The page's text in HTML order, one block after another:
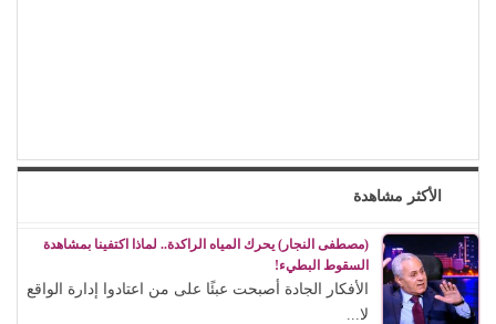
الأكثر مشاهدة
(مصطفى النجار) يحرك المياه الراكدة.. لماذا اكتفينا بمشاهدة
السقوط البطيء!
الأفكار الجادة أصبحت عبئًا على من اعتادوا إدارة الواقع
لا...